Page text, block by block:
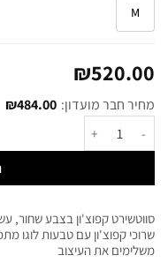
M
₪520.00
מחיר חבר מועדון: ₪484.00
שרוכי קפוצ'ון עם טבעות לוגו
משלימים את העיצוב